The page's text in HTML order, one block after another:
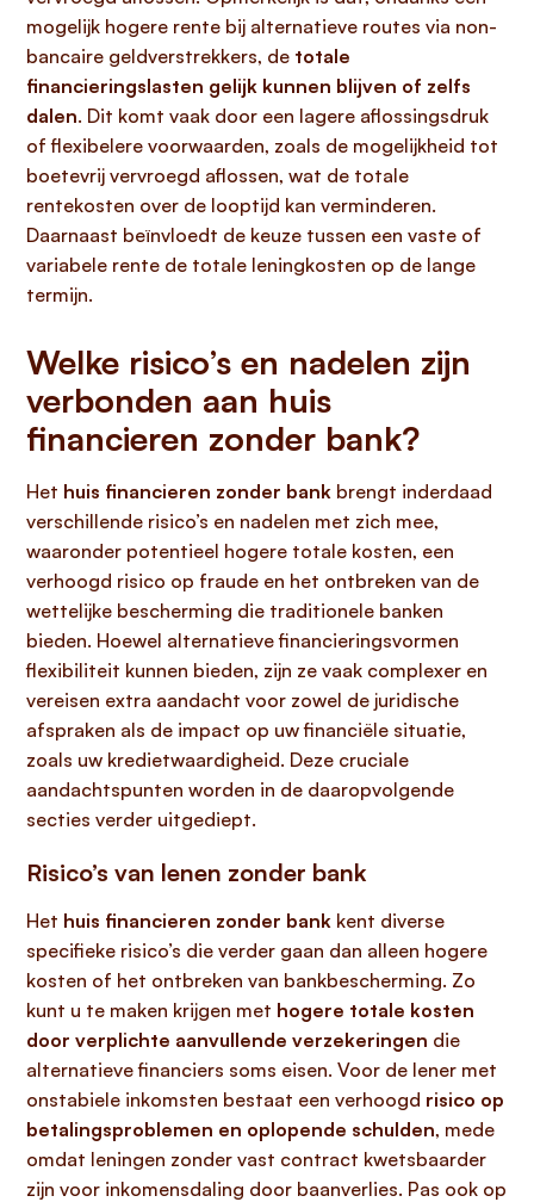
mogelijk hogere rente bij alternatieve routes via non-
bancaire geldverstrekkers, de totale
financieringslasten gelijk kunnen blijven of zelfs
dalen. Dit komt vaak door een lagere aflossingsdruk
of flexibelere voorwaarden, zoals de mogelijkheid tot
boetevrij vervroegd aflossen, wat de totale
rentekosten over de looptijd kan verminderen.
Daarnaast beïnvloedt de keuze tussen een vaste of
variabele rente de totale leningkosten op de lange
termijn.
Welke risico’s en nadelen zijn
verbonden aan huis
financieren zonder bank?
Het huis financieren zonder bank brengt inderdaad
verschillende risico’s en nadelen met zich mee,
waaronder potentieel hogere totale kosten, een
verhoogd risico op fraude en het ontbreken van de
wettelijke bescherming die traditionele banken
bieden. Hoewel alternatieve financieringsvormen
flexibiliteit kunnen bieden, zijn ze vaak complexer en
vereisen extra aandacht voor zowel de juridische
afspraken als de impact op uw financiële situatie,
zoals uw kredietwaardigheid. Deze cruciale
aandachtspunten worden in de daaropvolgende
secties verder uitgediept.
Risico’s van lenen zonder bank
Het huis financieren zonder bank kent diverse
specifieke risico’s die verder gaan dan alleen hogere
kosten of het ontbreken van bankbescherming. Zo
kunt u te maken krijgen met hogere totale kosten
door verplichte aanvullende verzekeringen die
alternatieve financiers soms eisen. Voor de lener met
onstabiele inkomsten bestaat een verhoogd risico op
betalingsproblemen en oplopende schulden, mede
omdat leningen zonder vast contract kwetsbaarder
zijn voor inkomensdaling door baanverlies. Pas ook op